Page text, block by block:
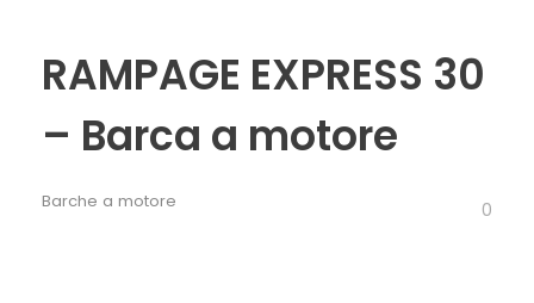
RAMPAGE EXPRESS 30
– Barca a motore
0
Barche a motore